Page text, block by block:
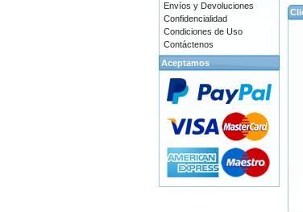
Envíos y Devoluciones
Confidencialidad
Condiciones de Uso
Contáctenos
Aceptamos